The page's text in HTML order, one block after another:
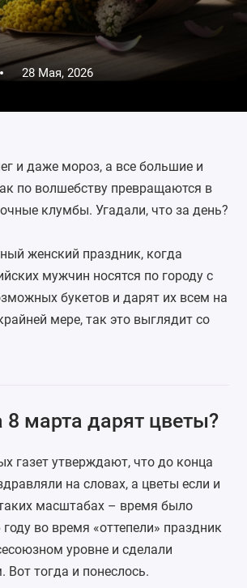
28 Мая, 2026
и даже мороз, а все большие и
по волшебству превращаются в
клумбы. Угадали, что за день?
женский праздник, когда
мужчин носятся по городу с
букетов и дарят их всем на
мере, так это выглядит со
8 марта дарят цветы?
газет утверждают, что до конца
на словах, а цветы если и
масштабах – время было
во время «оттепели» праздник
уровне и сделали
тогда и понеслось.